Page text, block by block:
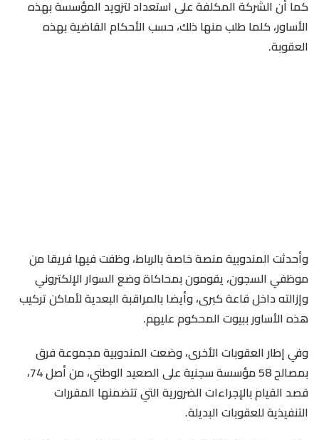
كما أن الشركة المكلفة على استعداد لتزويد المؤسسة بهذه
الأساور، كلما طلب منها ذلك، حسب الأحكام القاضية بهذه
العقوبة.
وأحدثت المندوبية منصة خاصة بالرباط، وظفت فيها فريقا من
موظفي السجون، يقومون بمحاكاة وضع السوار الإلكتروني
وإزالته داخل قاعة كبرى، وأيضا بالمراقبة البعدية لأماكن تركيب
هذه الأساور ببيوت المحكوم عليهم.
وفي إطار العقوبات الأخرى، وضعت المندوبية مجموعة فرق
بمصالح 58 مؤسسة سجنية على الصعيد الوطني، من أصل 74،
قصد القيام بالإجراءات الضرورية التي تتضمنها المقررات
التنفيذية للعقوبات البديلة.